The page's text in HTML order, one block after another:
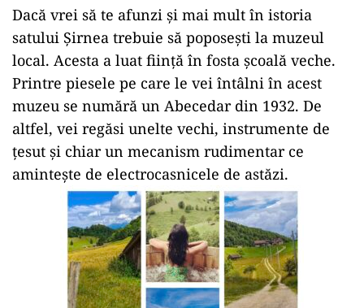
Dacă vrei să te afunzi și mai mult în istoria
satului Șirnea trebuie să poposești la muzeul
local. Acesta a luat ființă în fosta școală veche.
Printre piesele pe care le vei întâlni în acest
muzeu se numără un Abecedar din 1932. De
altfel, vei regăsi unelte vechi, instrumente de
țesut și chiar un mecanism rudimentar ce
amintește de electrocasnicele de astăzi.